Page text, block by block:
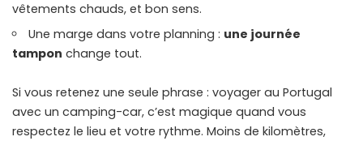
vêtements chauds, et bon sens.
Une marge dans votre planning : une journée
tampon change tout.
Si vous retenez une seule phrase : voyager au Portugal
avec un camping-car, c’est magique quand vous
respectez le lieu et votre rythme. Moins de kilomètres,